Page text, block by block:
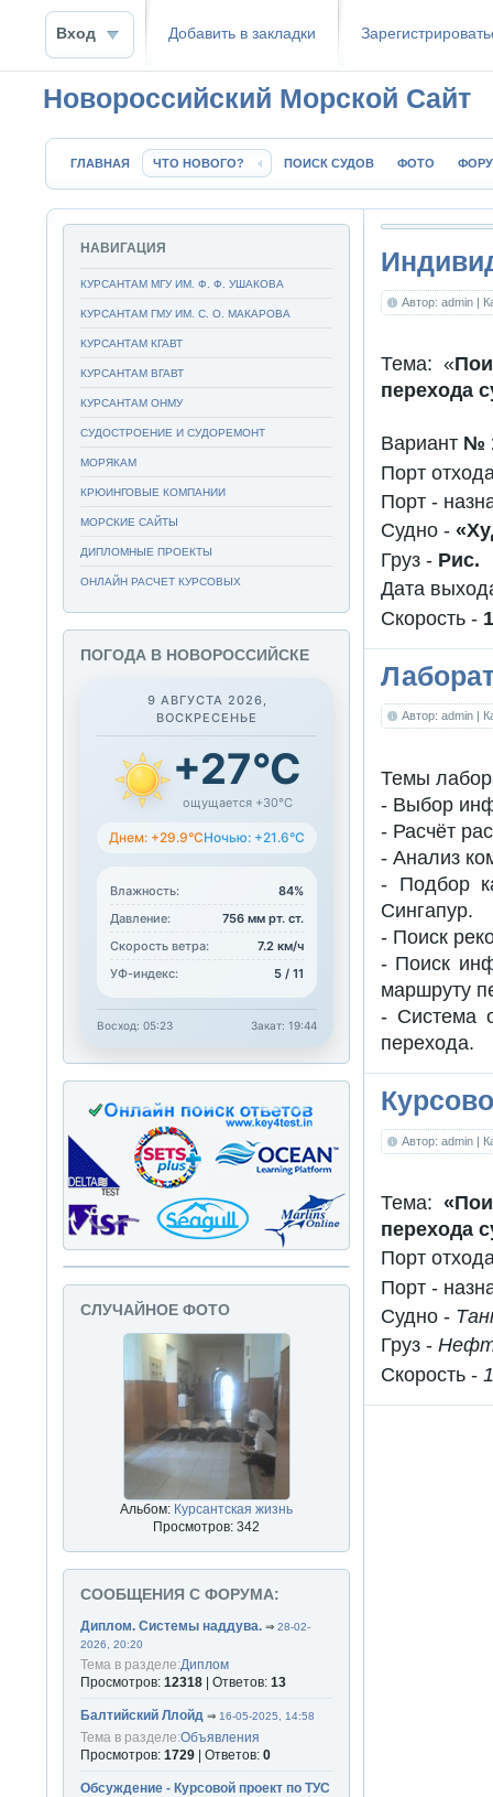
Вход Добавить в закладки
Новороссийский Морской Сайт
ГЛАВНАЯ ЧТО НОВОГО? ПОИСК СУДОВ ФОТО
Автор: admin |
Тема: «
перехода
Вариант №
Порт
Порт -
Судно -
Груз - Рис.
Дата
Скорость -
Автор: admin |
Темы
- Выбор
- Расчёт
- Анализ
- Подбор
Сингапур.
- Поиск
- Поиск
маршруту
- Система
перехода.
Автор: admin |
Тема:
перехода
Порт
Порт -
Судно -
Груз -
Скорость -
НАВИГАЦИЯ
КУРСАНТАМ МГУ ИМ. Ф. Ф. УШАКОВА
КУРСАНТАМ ГМУ ИМ. С. О. МАКАРОВА
КУРСАНТАМ КГАВТ
КУРСАНТАМ ВГАВТ
КУРСАНТАМ ОНМУ
СУДОСТРОЕНИЕ И СУДОРЕМОНТ
МОРЯКАМ
КРЮИНГОВЫЕ КОМПАНИИ
МОРСКИЕ САЙТЫ
ДИПЛОМНЫЕ ПРОЕКТЫ
ОНЛАЙН РАСЧЕТ КУРСОВЫХ
ПОГОДА В НОВОРОССИЙСКЕ
9 АВГУСТА 2026,
ВОСКРЕСЕНЬЕ
+27°C
ощущается +30°C
Днем: +29.9°CНочью: +21.6°C
Влажность:
84%
Давление:
756 мм рт. ст.
Скорость ветра:
7.2 км/ч
УФ-индекс:
5 / 11
Восход: 05:23 Закат: 19:44
СЛУЧАЙНОЕ ФОТО
Альбом: Курсантская жизнь
Просмотров: 342
СООБЩЕНИЯ С ФОРУМА:
Диплом. Системы наддува. ⇒28-02-
2026, 20:20
Тема в разделе:Диплом
Просмотров:12318 | Ответов:13
Балтийский Ллойд ⇒16-05-2025, 14:58
Тема в разделе:Объявления
Просмотров:1729 | Ответов:0
Обсуждение - Курсовой проект по ТУС